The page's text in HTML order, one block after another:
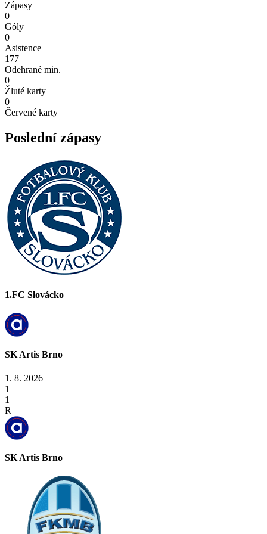
Zápasy
0
Góly
0
Asistence
177
Odehrané min.
0
Žluté karty
0
Červené karty
Poslední zápasy
1.FC Slovácko
SK Artis Brno
1. 8. 2026
1
1
R
SK Artis Brno